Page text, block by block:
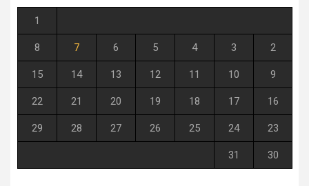
1
2
3
4
5
6
7
8
9
10
11
12
13
14
15
16
17
18
19
20
21
22
23
24
25
26
27
28
29
30
31